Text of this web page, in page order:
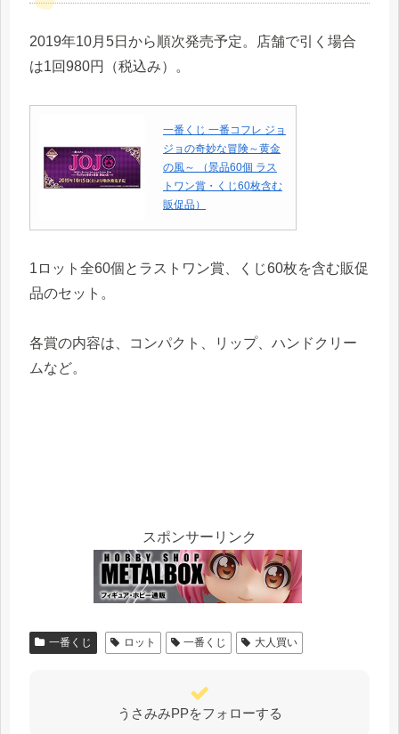
2019年10月5日から順次発売予定。店舗で引く場合
は1回980円（税込み）。
一番くじ 一番コフレ ジョ
ジョの奇妙な冒険～黄金
の風～ （景品60個 ラス
トワン賞・くじ60枚含む
販促品）
1ロット全60個とラストワン賞、くじ60枚を含む販促
品のセット。
各賞の内容は、コンパクト、リップ、ハンドクリー
ムなど。
スポンサーリンク
一番くじ ロット 一番くじ 大人買い
うさみみPPをフォローする